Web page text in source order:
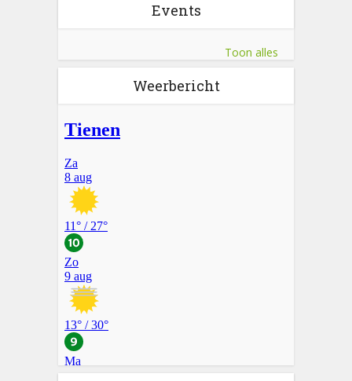
Events
Toon alles
Weerbericht